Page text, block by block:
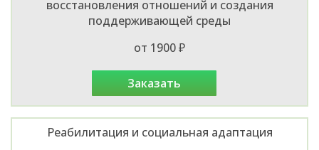
восстановления отношений и создания
поддерживающей среды
от 1900 ₽
заказать
Реабилитация и социальная адаптация